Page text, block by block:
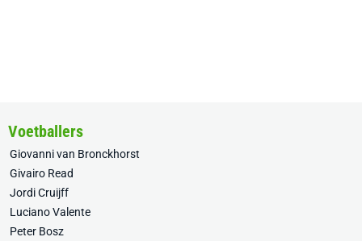
Voetballers
Giovanni van Bronckhorst
Givairo Read
Jordi Cruijff
Luciano Valente
Peter Bosz